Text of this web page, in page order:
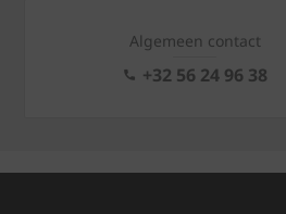
Algemeen contact
+32 56 24 96 38